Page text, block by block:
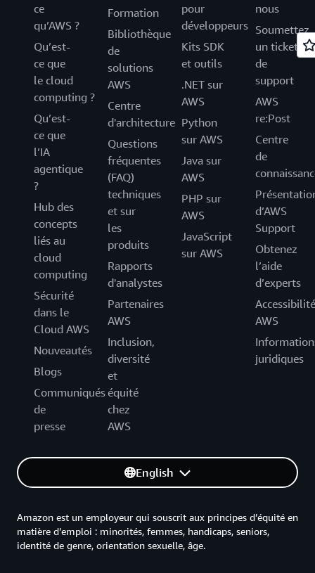
ce
qu’AWS ?
Qu’est-
ce que
le cloud
computing ?
Qu’est-
ce que
l’IA
agentique
?
Hub des
concepts
liés au
cloud
computing
Sécurité
dans le
Cloud AWS
Nouveautés
Blogs
Communiqués
de
presse
Formation
Bibliothèque
de
solutions
AWS
Centre
d'architecture
Questions
fréquentes
(FAQ)
techniques
et sur
les
produits
Rapports
d'analystes
Partenaires
AWS
Inclusion,
diversité
et
équité
chez
AWS
pour
développeurs
Kits SDK
et outils
.NET sur
AWS
Python
sur AWS
Java sur
AWS
PHP sur
AWS
JavaScript
sur AWS
nous
Soumettez
un ticket
de
support
AWS
re:Post
Centre
de
d’AWS
Support
Obtenez
l’aide
d’experts
Accessibilité
AWS
juridiques
English
Amazon est un employeur qui souscrit aux principes d’équité en
matière d’emploi : minorités, femmes, handicaps, seniors,
identité de genre, orientation sexuelle, âge.